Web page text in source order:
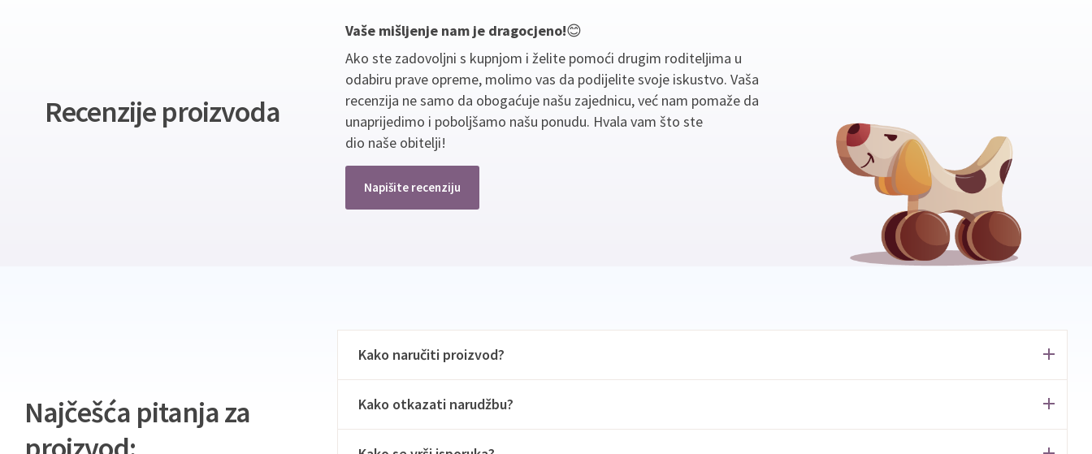
Recenzije proizvoda
Vaše mišljenje nam je dragocjeno!😊
Ako ste zadovoljni s kupnjom i želite pomoći drugim roditeljima u
odabiru prave opreme, molimo vas da podijelite svoje iskustvo. Vaša
recenzija ne samo da obogaćuje našu zajednicu, već nam pomaže da
unaprijedimo i poboljšamo našu ponudu. Hvala vam što ste
dio naše obitelji!
Napišite recenziju
Najčešća pitanja za
Kako naručiti proizvod?
Kako otkazati narudžbu?